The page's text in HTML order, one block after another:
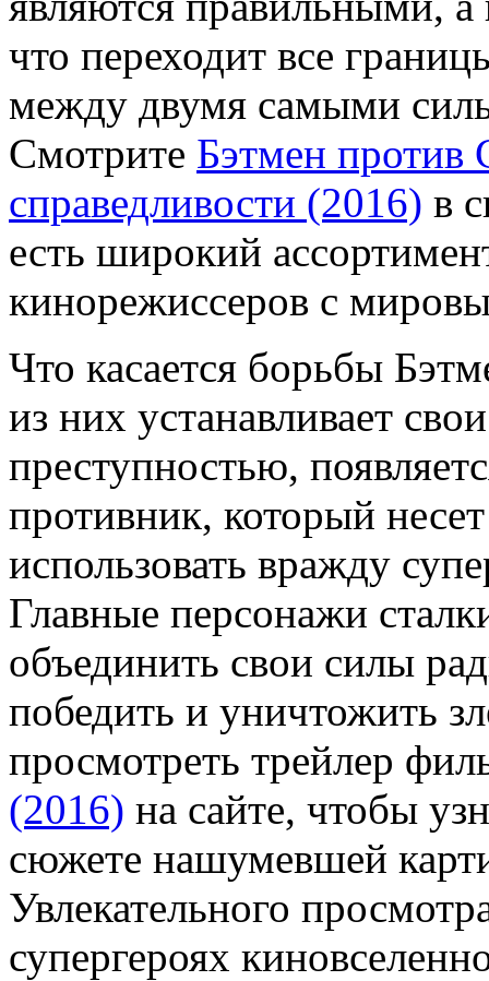
что переходит все
между двумя самыми
Смотрите Бэтмен против
справедливости (2016) в
есть широкий
кинорежиссеров с
Что касается борьбы
из них устанавливает
преступностью,
противник, который
использовать вражду
Главные персонажи
объединить свои силы
победить и уничтожить
просмотреть трейлер
(2016) на сайте, чтобы
сюжете нашумевшей
Увлекательного
супергероях